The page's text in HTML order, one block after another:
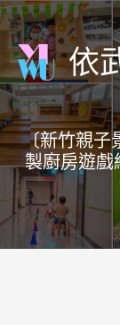
跳
至
主
要
內
容
依
〔新竹親子
製廚房遊戲